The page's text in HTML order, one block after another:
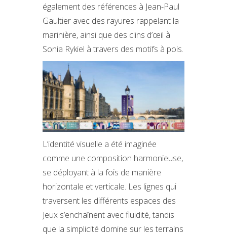
également des références à Jean-Paul
Gaultier avec des rayures rappelant la
marinière, ainsi que des clins d’œil à
Sonia Rykiel à travers des motifs à pois.
L’identité visuelle a été imaginée
comme une composition harmonieuse,
se déployant à la fois de manière
horizontale et verticale. Les lignes qui
traversent les différents espaces des
Jeux s’enchaînent avec fluidité, tandis
que la simplicité domine sur les terrains